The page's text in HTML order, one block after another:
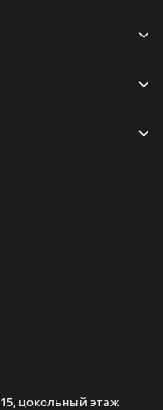
15, цокольный этаж